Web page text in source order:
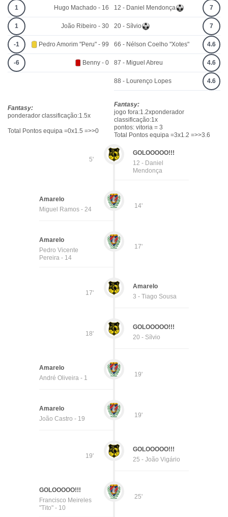
1 Hugo Machado - 16
1 João Ribeiro - 30
-1 Pedro Amorim "Peru" - 99
-6 Benny - 0
12 - Daniel Mendonça 7
20 - Sílvio 7
66 - Nélson Coelho "Xotes" 4.6
87 - Miguel Abreu 4.6
88 - Lourenço Lopes 4.6
Fantasy:
ponderador classificação:1.5x
Total Pontos equipa =0x1.5 =>>0
Fantasy:
jogo fora:1.2xponderador
classificação:1x
pontos: vitoria = 3
Total Pontos equipa =3x1.2 =>>3.6
5'
GOLOOOOO!!!
12 - Daniel
Mendonça
14'
Amarelo
Miguel Ramos - 24
17'
Amarelo
Pedro Vicente
Pereira - 14
17'
Amarelo
3 - Tiago Sousa
18'
GOLOOOOO!!!
20 - Sílvio
19'
Amarelo
André Oliveira - 1
19'
Amarelo
João Castro - 19
19'
GOLOOOOO!!!
25 - João Vigário
25'
GOLOOOOO!!!
Francisco Meireles
"Tito" - 10